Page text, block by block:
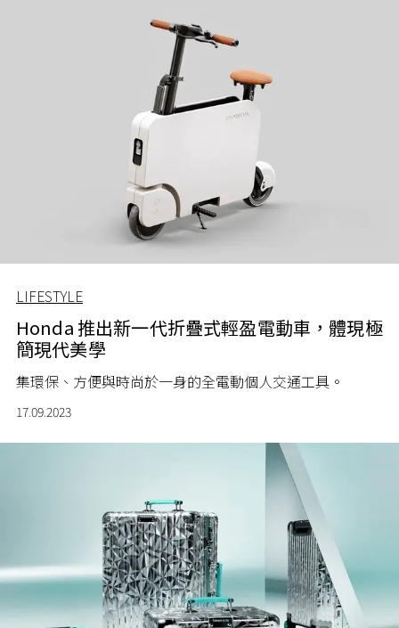
LIFESTYLE
Honda 推出新一代折疊式輕盈電動車，體現極
簡現代美學
集環保、方便與時尚於一身的全電動個人交通工具。
17.09.2023